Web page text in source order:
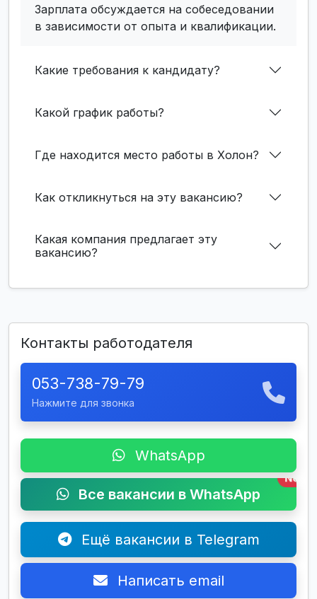
Зарплата обсуждается на собеседовании
в зависимости от опыта и квалификации.
Какие требования к кандидату?
Какой график работы?
Где находится место работы в Холон?
Как откликнуться на эту вакансию?
Какая компания предлагает эту
вакансию?
Контакты работодателя
053-738-79-79
Нажмите для звонка
WhatsApp
Все вакансии в WhatsApp
New
Ещё вакансии в Telegram
Написать email